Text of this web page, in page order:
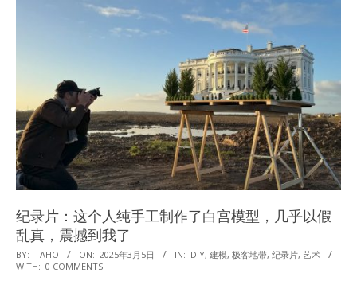
纪录片：这个人纯手工制作了白宫模型，几乎以假
乱真，震撼到我了
2025-
03-
BY: TAHO ON: 2025年3月5日 IN: DIY, 建模, 极客地带, 纪录片, 艺术
WITH: 0 COMMENTS